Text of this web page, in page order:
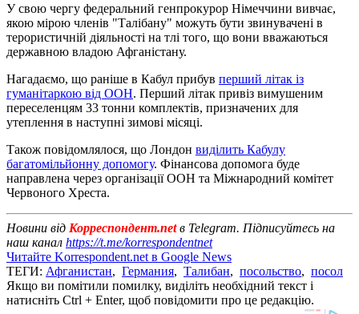
У свою чергу федеральний генпрокурор Німеччини вивчає,
якою мірою членів "Талібану" можуть бути звинувачені в
терористичній діяльності на тлі того, що вони вважаються
державною владою Афганістану.
Нагадаємо, що раніше в Кабул прибув перший літак із
гуманітаркою від ООН. Перший літак привіз вимушеним
переселенцям 33 тонни комплектів, призначених для
утеплення в наступні зимові місяці.
Також повідомлялося, що Лондон виділить Кабулу
багатомільйонну допомогу. Фінансова допомога буде
направлена ​​через організації ООН та Міжнародний комітет
Червоного Хреста.
Новини від Корреспондент.netв Telegram. Підписуйтесь на
наш канал https://t.me/korrespondentnet
Читайте Korrespondent.net в Google News
ТЕГИ: Афганистан, Германия, Талибан, посольство, посол
Якщо ви помітили помилку, виділіть необхідний текст і
натисніть Ctrl + Enter, щоб повідомити про це редакцію.